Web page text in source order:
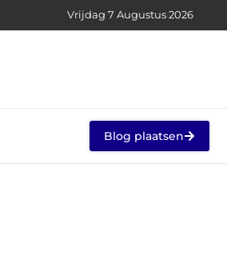
Vrijdag 7 Augustus 2026
Blog plaatsen